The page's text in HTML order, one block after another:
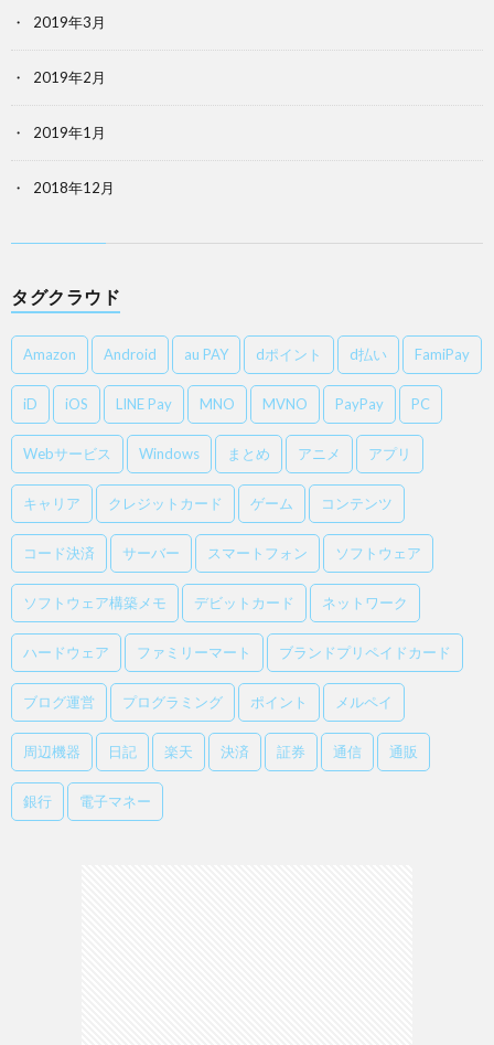
2019年3月
2019年2月
2019年1月
2018年12月
タグクラウド
Amazon Android au PAY dポイント d払い FamiPay
iD iOS LINE Pay MNO MVNO PayPay PC
Webサービス Windows まとめ アニメ アプリ
キャリア クレジットカード ゲーム コンテンツ
コード決済 サーバー スマートフォン ソフトウェア
ソフトウェア構築メモ デビットカード ネットワーク
ハードウェア ファミリーマート ブランドプリペイドカード
ブログ運営 プログラミング ポイント メルペイ
周辺機器 日記 楽天 決済 証券 通信 通販
銀行 電子マネー